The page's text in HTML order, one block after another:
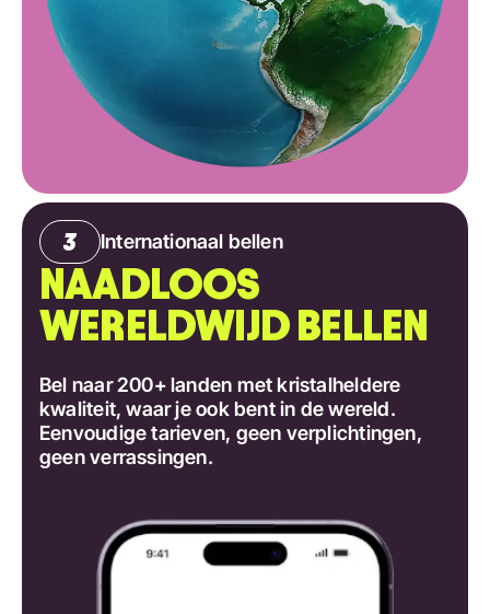
Internationaal bellen
NAADLOOS
WERELDWIJD BELLEN
Bel naar 200+ landen met kristalheldere
kwaliteit, waar je ook bent in de wereld.
Eenvoudige tarieven, geen verplichtingen,
geen verrassingen.